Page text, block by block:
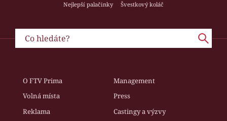
Nejlepší palačinky
Švestkový koláč
O FTV Prima
Management
Volná místa
Press
Reklama
Castingy a výzvy